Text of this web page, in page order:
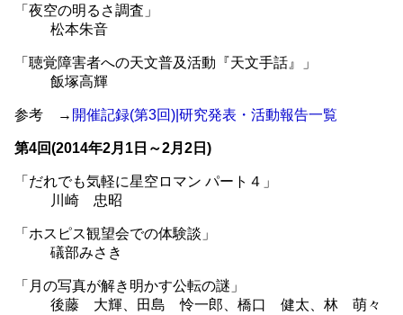
「夜空の明るさ調査」
松本朱音
「聴覚障害者への天文普及活動『天文手話』」
飯塚高輝
参考 → 開催記録(第3回)|研究発表・活動報告一覧
第4回(2014年2月1日～2月2日)
「だれでも気軽に星空ロマン パート４」
川崎 忠昭
「ホスピス観望会での体験談」
礒部みさき
「月の写真が解き明かす公転の謎」
後藤 大輝、田島 怜一郎、橋口 健太、林 萌々